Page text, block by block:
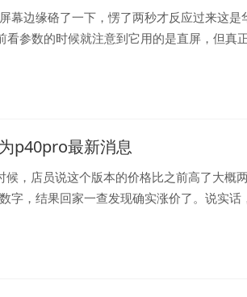
幕边缘硌了一下，愣了两秒才反应过来这是
参数的时候就注意到它用的是直屏，但真
p40pro最新消息
，店员说这个版本的价格比之前高了大概
字，结果回家一查发现确实涨价了。说实话